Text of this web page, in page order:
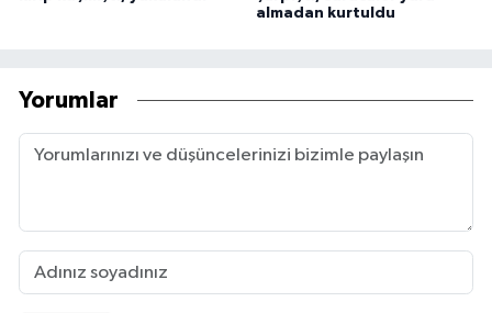
almadan kurtuldu
Yorumlar